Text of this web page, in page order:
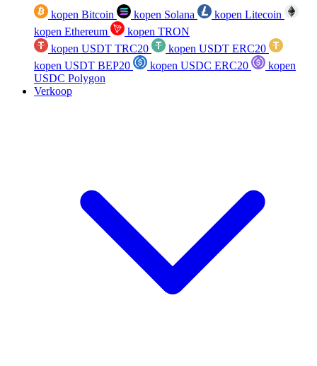
kopen Bitcoin kopen Solana
kopen Litecoin
kopen Ethereum
kopen TRON
kopen USDT TRC20
kopen USDT ERC20
kopen USDT BEP20
kopen USDC ERC20
kopen
USDC Polygon
Verkoop